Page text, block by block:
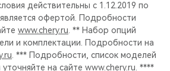
действительны с 1.12.2019 по
является офертой. Подробности
www.chery.ru . ** Набор опций
и комплектации. Подробности на
. *** Подробности, список моделей
на сайте www.chery.ru . ****